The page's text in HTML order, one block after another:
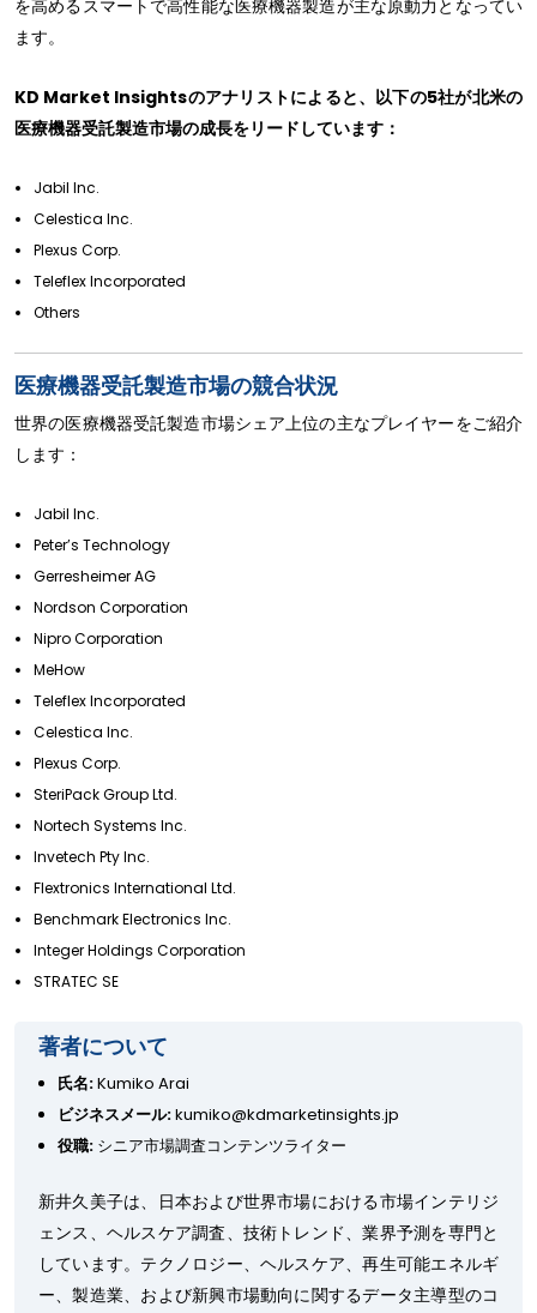
を高めるスマートで高性能な医療機器製造が主な原動力となってい
ます。
KD Market Insightsのアナリストによると、以下の5社が北米の
医療機器受託製造市場の成長をリードしています：
Jabil Inc.
Celestica Inc.
Plexus Corp.
Teleflex Incorporated
Others
医療機器受託製造市場の競合状況
世界の医療機器受託製造市場シェア上位の主なプレイヤーをご紹介
します：
Jabil Inc.
Peter’s Technology
Gerresheimer AG
Nordson Corporation
Nipro Corporation
MeHow
Teleflex Incorporated
Celestica Inc.
Plexus Corp.
SteriPack Group Ltd.
Nortech Systems Inc.
Invetech Pty Inc.
Flextronics International Ltd.
Benchmark Electronics Inc.
Integer Holdings Corporation
STRATEC SE
著者について
氏名:Kumiko Arai
ビジネスメール:kumiko@kdmarketinsights.jp
役職: シニア市場調査コンテンツライター
新井久美子は、日本および世界市場における市場インテリジ
ェンス、ヘルスケア調査、技術トレンド、業界予測を専門と
しています。テクノロジー、ヘルスケア、再生可能エネルギ
ー、製造業、および新興市場動向に関するデータ主導型のコ